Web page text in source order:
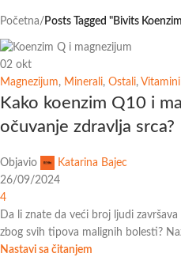
Početna/ Posts Tagged "Bivits
02 okt
Magnezijum, Minerali, Ostali, Vitamini
Kako koenzim Q10 i
očuvanje zdravlja srca?
Objavio
Katarina Bajec
26/09/2024
4
Da li znate da veći broj ljudi
zbog svih tipova malignih bolesti?
Nastavi sa čitanjem